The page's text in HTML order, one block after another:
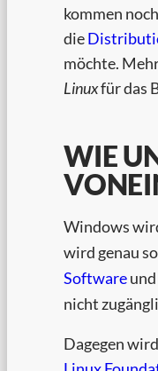
kommen
die
möchte.
Linuxfür das
WIE
Windows
wird genau
Software
nicht
Dagegen